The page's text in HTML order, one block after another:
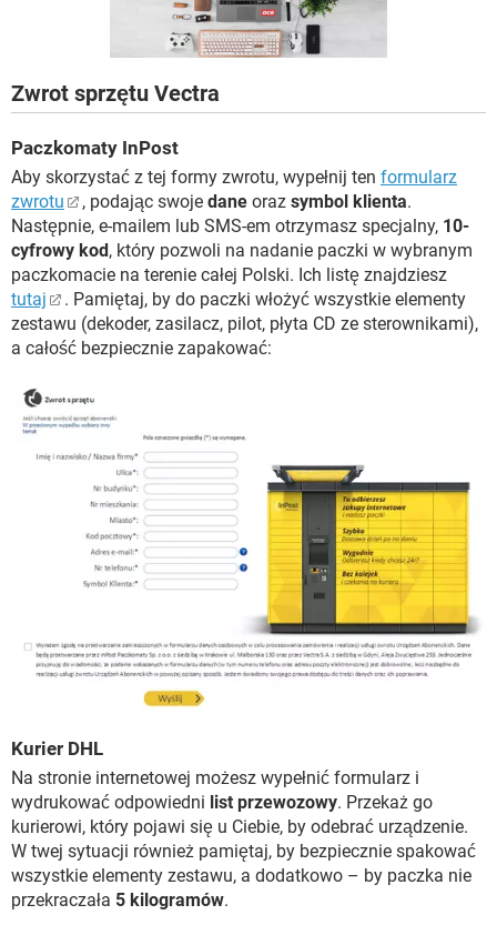
Zwrot sprzętu Vectra
Paczkomaty InPost
Aby skorzystać z tej formy zwrotu, wypełnij ten formularz
zwrotu
, podając swoje dane oraz symbol klienta.
Następnie, e-mailem lub SMS-em otrzymasz specjalny, 10-
cyfrowy kod , który pozwoli na nadanie paczki w wybranym
paczkomacie na terenie całej Polski. Ich listę znajdziesz
tutaj
. Pamiętaj, by do paczki włożyć wszystkie elementy
zestawu (dekoder, zasilacz, pilot, płyta CD ze sterownikami),
a całość bezpiecznie zapakować:
Kurier DHL
Na stronie internetowej możesz wypełnić formularz i
wydrukować odpowiedni list przewozowy. Przekaż go
kurierowi, który pojawi się u Ciebie, by odebrać urządzenie.
W twej sytuacji również pamiętaj, by bezpiecznie spakować
wszystkie elementy zestawu, a dodatkowo – by paczka nie
przekraczała 5 kilogramów.